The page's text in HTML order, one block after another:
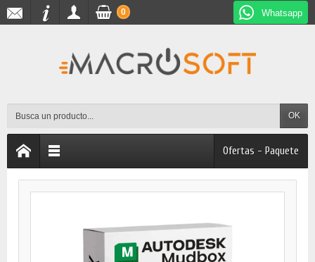
Whatsapp
OK
0
Ofertas - Paquete